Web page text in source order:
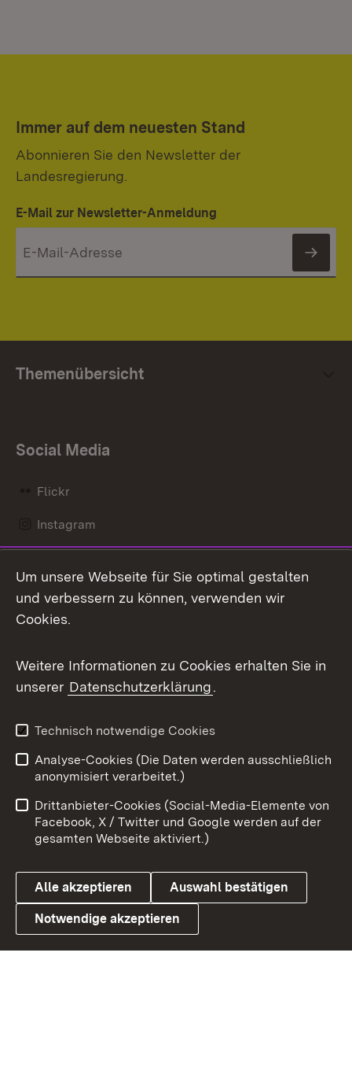
Immer auf dem neuesten Stand
Abonnieren Sie den Newsletter der
Landesregierung.
E-Mail zur Newsletter-Anmeldung
Themenübersicht
Social Media
Flickr
Instagram
Mastodon
Messenger
Social Wall
X / Twitter
Youtube
Link zum Landesportal
Benutzungshinweise
Barrierefreiheit
Datenschutz
Cookies
Um unsere Webseite für Sie optimal gestalten
und verbessern zu können, verwenden wir
Cookies.
Weitere Informationen zu Cookies erhalten Sie in
unserer Datenschutzerklärung.
Technisch notwendige Cookies
Analyse-Cookies (Die Daten werden ausschließlich
anonymisiert verarbeitet.)
Drittanbieter-Cookies (Social-Media-Elemente von
Facebook, X / Twitter und Google werden auf der
gesamten Webseite aktiviert.)
Alle akzeptieren Auswahl bestätigen
Notwendige akzeptieren